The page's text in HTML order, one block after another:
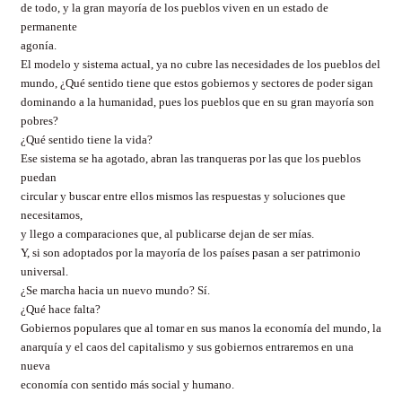
de todo, y la gran mayoría de los pueblos viven en un estado de
permanente
agonía.
El modelo y sistema actual, ya no cubre las necesidades de los pueblos del
mundo, ¿Qué sentido tiene que estos gobiernos y sectores de poder sigan
dominando a la humanidad, pues los pueblos que en su gran mayoría son
pobres?
¿Qué sentido tiene la vida?
Ese sistema se ha agotado, abran las tranqueras por las que los pueblos
puedan
circular y buscar entre ellos mismos las respuestas y soluciones que
necesitamos,
y llego a comparaciones que, al publicarse dejan de ser mías.
Y, si son adoptados por la mayoría de los países pasan a ser patrimonio
universal.
¿Se marcha hacia un nuevo mundo? Sí.
¿Qué hace falta?
Gobiernos populares que al tomar en sus manos la economía del mundo, la
anarquía y el caos del capitalismo y sus gobiernos entraremos en una
nueva
economía con sentido más social y humano.